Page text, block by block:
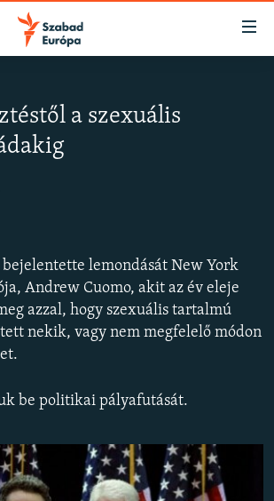
a szexuális
bejelentette lemondását New York
Andrew Cuomo, akit az év eleje
azzal, hogy szexuális tartalmú
nekik, vagy nem megfelelő módon
be politikai pályafutását.
Feliratkozás